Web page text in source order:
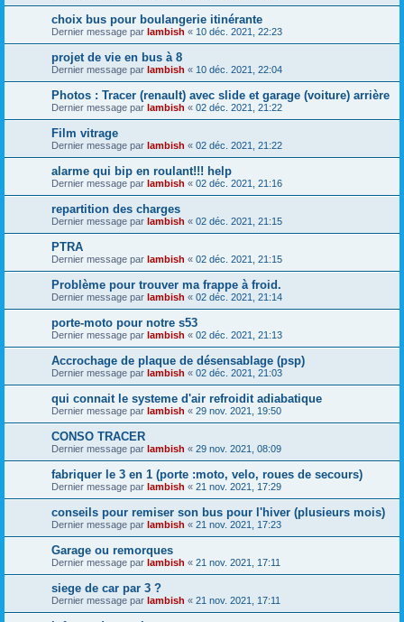
choix bus pour boulangerie itinérante
Dernier message par lambish « 10 déc. 2021, 22:23
projet de vie en bus à 8
Dernier message par lambish « 10 déc. 2021, 22:04
Photos : Tracer (renault) avec slide et garage (voiture) arrière
Dernier message par lambish « 02 déc. 2021, 21:22
Film vitrage
Dernier message par lambish « 02 déc. 2021, 21:22
alarme qui bip en roulant!!! help
Dernier message par lambish « 02 déc. 2021, 21:16
repartition des charges
Dernier message par lambish « 02 déc. 2021, 21:15
PTRA
Dernier message par lambish « 02 déc. 2021, 21:15
Problème pour trouver ma frappe à froid.
Dernier message par lambish « 02 déc. 2021, 21:14
porte-moto pour notre s53
Dernier message par lambish « 02 déc. 2021, 21:13
Accrochage de plaque de désensablage (psp)
Dernier message par lambish « 02 déc. 2021, 21:03
qui connait le systeme d'air refroidit adiabatique
Dernier message par lambish « 29 nov. 2021, 19:50
CONSO TRACER
Dernier message par lambish « 29 nov. 2021, 08:09
fabriquer le 3 en 1 (porte :moto, velo, roues de secours)
Dernier message par lambish « 21 nov. 2021, 17:29
conseils pour remiser son bus pour l'hiver (plusieurs mois)
Dernier message par lambish « 21 nov. 2021, 17:23
Garage ou remorques
Dernier message par lambish « 21 nov. 2021, 17:11
siege de car par 3 ?
Dernier message par lambish « 21 nov. 2021, 17:11